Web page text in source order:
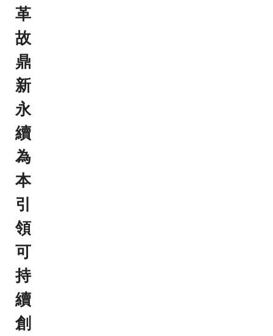
革
故
鼎
新
永
續
為
本
引
領
可
持
續
創